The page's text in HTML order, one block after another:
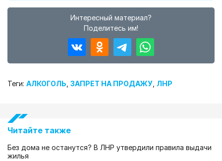
Интересный материал?
Поделитесь им!
Теги: АЛКОГОЛЬ, ЗАПРЕТ НА ПРОДАЖУ, ЛНР
Читайте также
Без дома не останутся? В ЛНР утвердили правила выдачи
жилья